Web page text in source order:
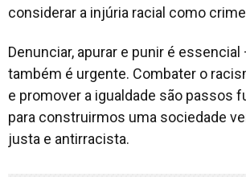
considerar a injúria racial como
Denunciar, apurar e punir é
também é urgente. Combater o
e promover a igualdade são passos
para construirmos uma sociedade
justa e antirracista.